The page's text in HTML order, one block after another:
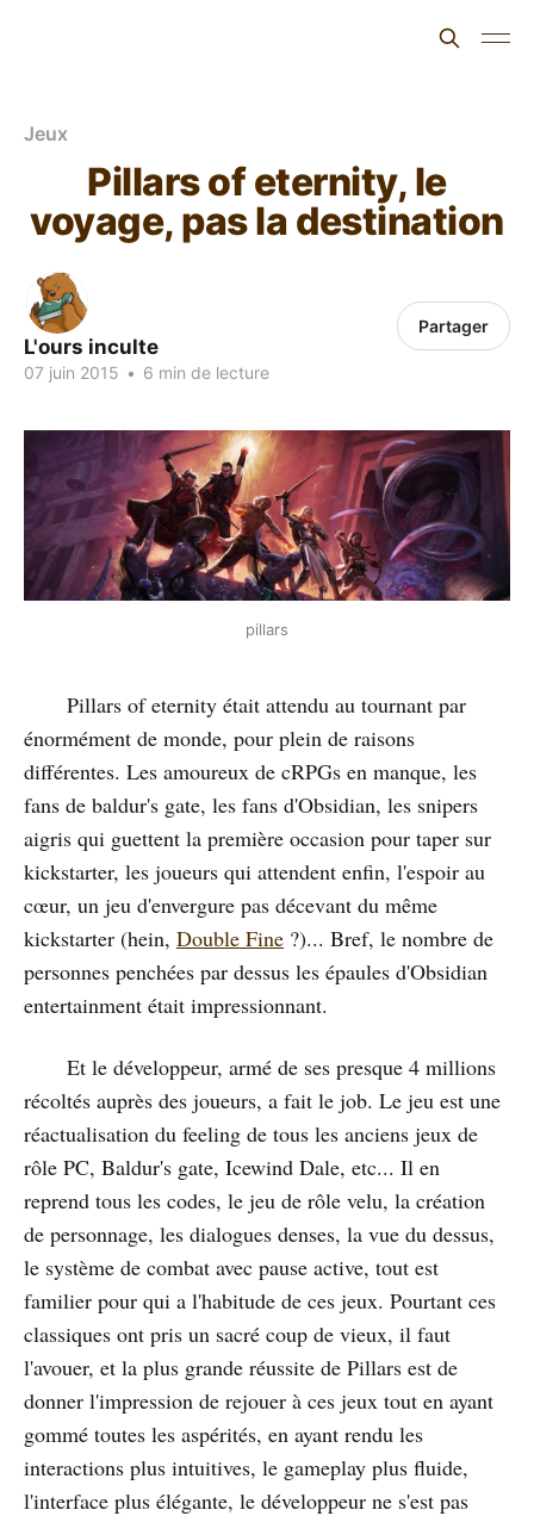
Jeux
Pillars of eternity, le
voyage, pas la destination
L'ours inculte
07 juin 2015 • 6 min de lecture
Partager
pillars
Pillars of eternity était attendu au tournant par
énormément de monde, pour plein de raisons
différentes. Les amoureux de cRPGs en manque, les
fans de baldur's gate, les fans d'Obsidian, les snipers
aigris qui guettent la première occasion pour taper sur
kickstarter, les joueurs qui attendent enfin, l'espoir au
cœur, un jeu d'envergure pas décevant du même
kickstarter (hein, Double Fine ?)... Bref, le nombre de
personnes penchées par dessus les épaules d'Obsidian
entertainment était impressionnant.
Et le développeur, armé de ses presque 4 millions
récoltés auprès des joueurs, a fait le job. Le jeu est une
réactualisation du feeling de tous les anciens jeux de
rôle PC, Baldur's gate, Icewind Dale, etc... Il en
reprend tous les codes, le jeu de rôle velu, la création
de personnage, les dialogues denses, la vue du dessus,
le système de combat avec pause active, tout est
familier pour qui a l'habitude de ces jeux. Pourtant ces
classiques ont pris un sacré coup de vieux, il faut
l'avouer, et la plus grande réussite de Pillars est de
donner l'impression de rejouer à ces jeux tout en ayant
gommé toutes les aspérités, en ayant rendu les
interactions plus intuitives, le gameplay plus fluide,
l'interface plus élégante, le développeur ne s'est pas